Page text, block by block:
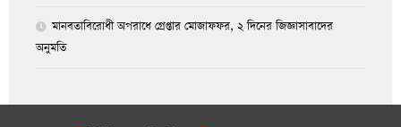
মানবতাবিরোধী অপরাধে গ্রেপ্তার মোজাফফর, ২ দিনের জিজ্ঞাসাবাদের
অনুমতি